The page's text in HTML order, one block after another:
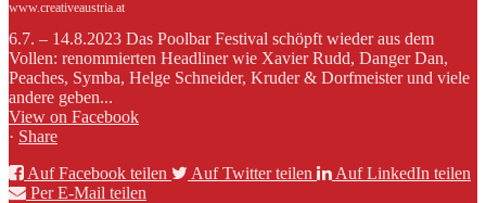
www.creativeaustria.at
6.7. – 14.8.2023 Das Poolbar Festival schöpft wieder aus dem
Vollen: renommierten Headliner wie Xavier Rudd, Danger Dan,
Peaches, Symba, Helge Schneider, Kruder & Dorfmeister und viele
andere geben...
View on Facebook
· Share
Auf Facebook teilen
Auf Twitter teilen
Auf LinkedIn teilen
Per E-Mail teilen